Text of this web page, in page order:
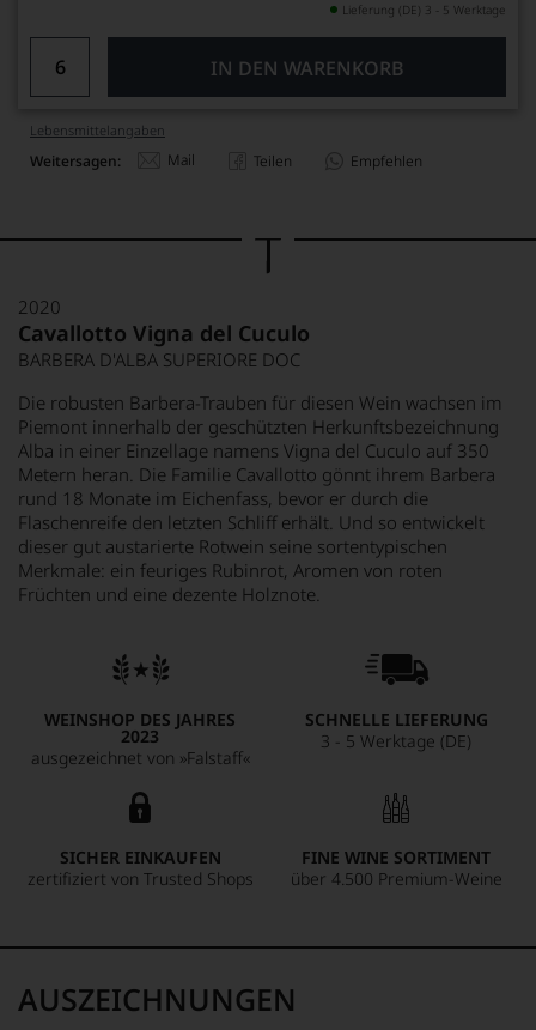
Lieferung (DE) 3 - 5 Werktage
IN DEN WARENKORB
Lebensmittel­angaben
Weitersagen: Mail Teilen Empfehlen
2020
Cavallotto Vigna del Cuculo
BARBERA D'ALBA SUPERIORE DOC
Die robusten Barbera-Trauben für diesen Wein wachsen im
Piemont innerhalb der geschützten Herkunftsbezeichnung
Alba in einer Einzellage namens Vigna del Cuculo auf 350
Metern heran. Die Familie Cavallotto gönnt ihrem Barbera
rund 18 Monate im Eichenfass, bevor er durch die
Flaschenreife den letzten Schliff erhält. Und so entwickelt
dieser gut austarierte Rotwein seine sortentypischen
Merkmale: ein feuriges Rubinrot, Aromen von roten
Früchten und eine dezente Holznote.
WEINSHOP DES JAHRES
2023
ausgezeichnet von »Falstaff«
SCHNELLE LIEFERUNG
3 - 5 Werktage (DE)
SICHER EINKAUFEN
zertifiziert von Trusted Shops
FINE WINE SORTIMENT
über 4.500 Premium-Weine
AUSZEICHNUNGEN